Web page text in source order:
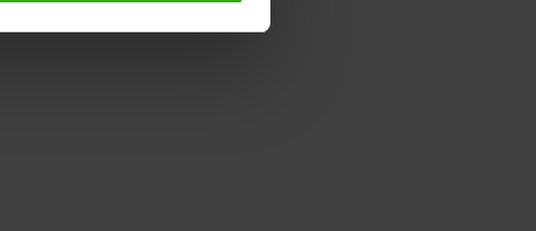
altijd wijzigen of